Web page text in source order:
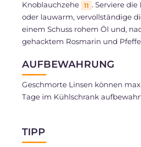
Knoblauchzehe
11 . Serviere
oder lauwarm, vervollständige
einem Schuss rohem Öl und,
gehacktem Rosmarin und
AUFBEWAHRUNG
Geschmorte Linsen können
Tage im Kühlschrank
TIPP